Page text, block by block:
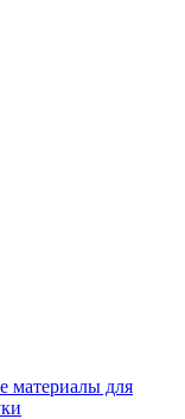
материалы для